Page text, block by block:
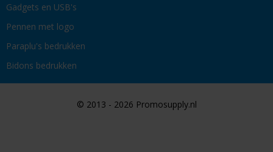
Gadgets en USB's
Pennen met logo
Paraplu's bedrukken
Bidons bedrukken
© 2013 - 2026 Promosupply.nl